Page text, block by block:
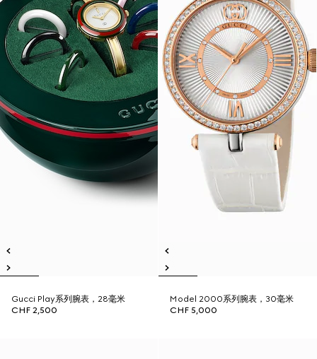
Gucci Play系列腕表，28毫米
CHF 2,500
Model 2000系列腕表，30毫米
CHF 5,000